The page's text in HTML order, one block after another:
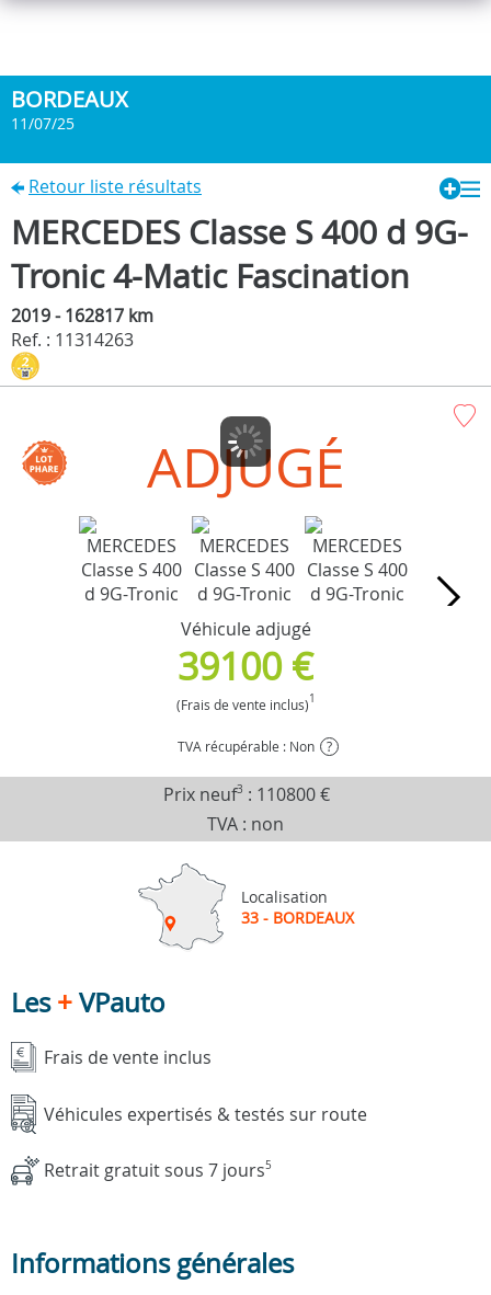
BORDEAUX
11/07/25
Retour liste résultats
MERCEDES Classe S 400 d 9G-
Tronic 4-Matic Fascination
2019 - 162817 km
Ref. : 11314263
ADJUGÉ
Véhicule adjugé
39100 €
(Frais de vente inclus)1
TVA récupérable : Non ?
Prix neuf3 : 110800 €
TVA : non
Localisation
33 - BORDEAUX
Les+VPauto
Frais de vente inclus
Véhicules expertisés & testés sur route
Retrait gratuit sous 7 jours5
Informations générales